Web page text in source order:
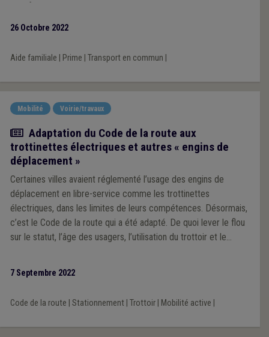
aide familiale qui utiliserait les transports en commun ou
26 Octobre 2022
Aide familiale Prime Transport en commun
Mobilité Voirie/travaux
Article
Adaptation du Code de la route aux
trottinettes électriques et autres « engins de
déplacement »
Certaines villes avaient réglementé l’usage des engins de
déplacement en libre-service comme les trottinettes
électriques, dans les limites de leurs compétences. Désormais,
c’est le Code de la route qui a été adapté. De quoi lever le flou
sur le statut, l’âge des usagers, l’utilisation du trottoir et le
7 Septembre 2022
Code de la route Stationnement| Trottoir| Mobilité active